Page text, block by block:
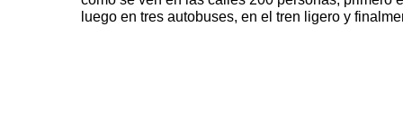
luego en tres autobuses, en el tren ligero y